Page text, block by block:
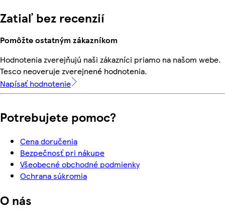
Zatiaľ bez recenzií
Pomôžte ostatným zákazníkom
Hodnotenia zverejňujú naši zákazníci priamo na našom webe.
Tesco neoveruje zverejnené hodnotenia.
Napísať hodnotenie
Potrebujete pomoc?
Cena doručenia
Bezpečnosť pri nákupe
Všeobecné obchodné podmienky
Ochrana súkromia
O nás